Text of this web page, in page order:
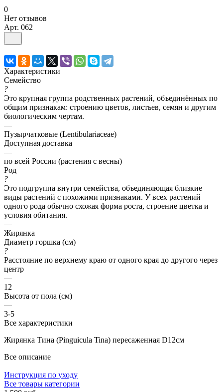
0
Нет отзывов
Арт. 062
Характеристики
Семейство
?
Это крупная группа родственных растений, объединённых по
общим признакам: строению цветов, листьев, семян и другим
биологическим чертам.
—
Пузырчатковые (Lentibulariaceae)
Доступная доставка
—
по всей России (растения с весны)
Род
?
Это подгруппа внутри семейства, объединяющая близкие
виды растений с похожими признаками. У всех растений
одного рода обычно схожая форма роста, строение цветка и
условия обитания.
—
Жирянка
Диаметр горшка (см)
?
Расстояние по верхнему краю от одного края до другого через
центр
—
12
Высота от пола (см)
—
3-5
Все характеристики
Жирянка Тина (Pinguicula Tina) пересаженная D12см
Все описание
Инструкция по уходу
Все товары категории